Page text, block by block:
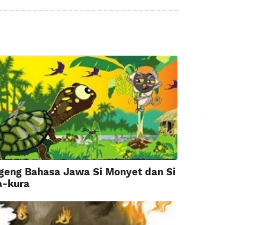
Bahasa Jawa Si Monyet dan Si
kura